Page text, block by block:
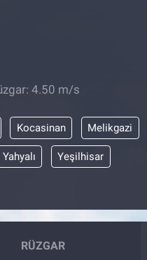
4.50 m/s
Kocasinan Melikgazi
Yahyalı Yeşilhisar
RÜZGAR